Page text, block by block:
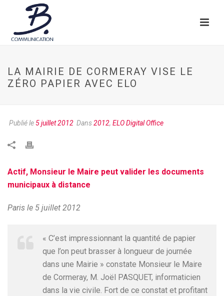
LA MAIRIE DE CORMERAY VISE LE
ZÉRO PAPIER AVEC ELO
Publié le5 juillet 2012 Dans2012, ELO Digital Office
Actif, Monsieur le Maire peut valider les documents
municipaux à distance
Paris le 5 juillet 2012
« C’est impressionnant la quantité de papier
que l’on peut brasser à longueur de journée
dans une Mairie » constate Monsieur le Maire
de Cormeray, M. Joël PASQUET, informaticien
dans la vie civile. Fort de ce constat et profitant